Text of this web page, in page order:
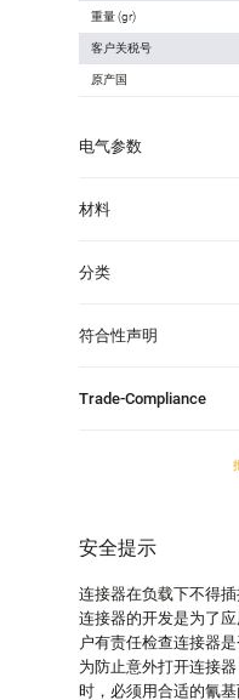
重量 (gr)
客户关税号
原产国
电气参数
材料
分类
符合性声明
Trade-Compliance
安全提示
连接器在负载下不得
连接器的开发是为了
户有责任检查连接器
为防止意外打开连接
时，必须用合适的氰